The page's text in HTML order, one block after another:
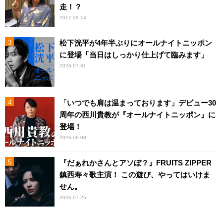
走！？
2017.08.14
松下洸平が4年半ぶりにオールナイトニッポン
に登場「当日はしっかり仕上げて臨みます」
2026.07.31
「いつでも肩は温まっております」デビュー30
周年の西川貴教が『オールナイトニッポン』に
登場！
2026.08.03
『だぁれかさんとアソぼ？』FRUITS ZIPPER
鎮西寿々歌主演！ この遊び、やってはいけま
せん。
2026.07.25